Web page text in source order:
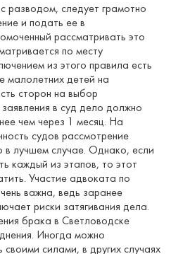
разводом, следует грамотно
и подать ее в
рассматривать это
по месту
из этого правила есть
малолетних детей на
сторон на выбор
в суд дело должно
чем через 1 месяц. На
судов рассмотрение
в лучшем случае. Однако, если
каждый из этапов, то этот
Участие адвоката по
важна, ведь заранее
риски затягивания дела.
брака в Светловодске
Иногда можно
силами, в других случаях